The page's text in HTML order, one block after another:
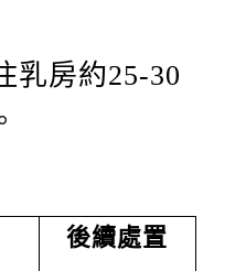
乳房約25-30
後續處置